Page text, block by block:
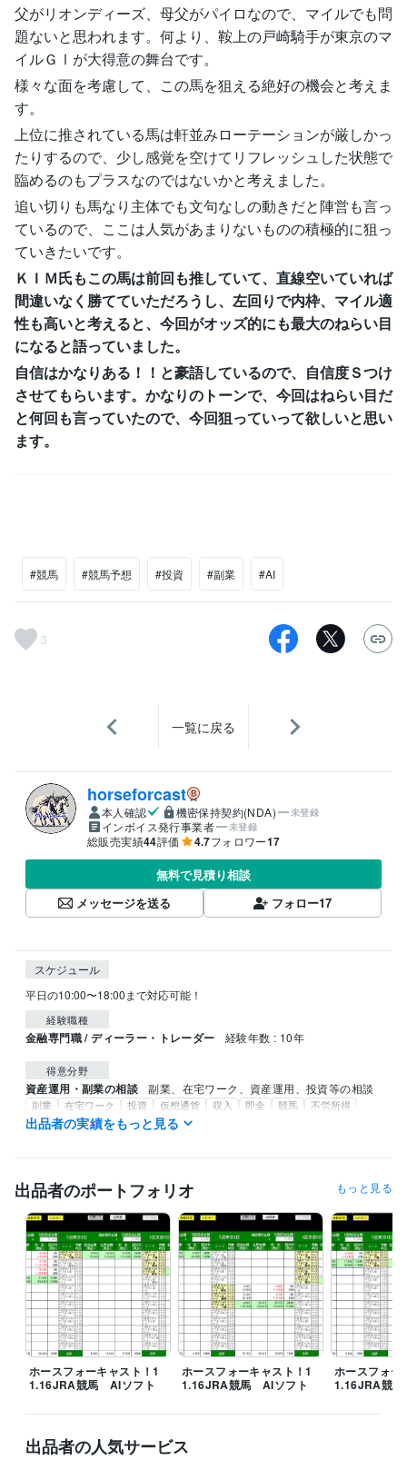
父がリオンディーズ、母父がパイロなので、マイルでも問
題ないと思われます。何より、鞍上の戸崎騎手が東京のマ
イルＧⅠが大得意の舞台です。
様々な面を考慮して、この馬を狙える絶好の機会と考えま
す。
上位に推されている馬は軒並みローテーションが厳しかっ
たりするので、少し感覚を空けてリフレッシュした状態で
臨めるのもプラスなのではないかと考えました。
追い切りも馬なり主体でも文句なしの動きだと陣営も言っ
ているので、ここは人気があまりないものの積極的に狙っ
ていきたいです。
ＫＩＭ氏もこの馬は前回も推していて、直線空いていれば
間違いなく勝てていただろうし、左回りで内枠、マイル適
性も高いと考えると、今回がオッズ的にも最大のねらい目
になると語っていました。
自信はかなりある！！と豪語しているので、自信度Ｓつけ
させてもらいます。かなりのトーンで、今回はねらい目だ
と何回も言っていたので、今回狙っていって欲しいと思い
ます。
#競馬 #競馬予想 #投資 #副業 #AI
3
一覧に戻る
horseforcast
本人確認 機密保持契約(NDA) 未登録
インボイス発行事業者 未登録
総販売実績44評価 4.7フォロワー17
無料で見積り相談
メッセージを送る
フォロー17
スケジュール
平日の10:00〜18:00まで対応可能！
経験職種
金融専門職 / ディーラー・トレーダー 経験年数 : 10年
得意分野
資産運用・副業の相談 副業、在宅ワーク、資産運用、投資等の相談
副業 在宅ワーク 投資 仮想通貨 収入 即金 競馬
不労所得
AIソフト
出品者の実績をもっと見る
出品者のポートフォリオ もっと見る
ホースフォーキャスト！1
1.16JRA競馬 AIソフト
ホースフォーキャスト！1
1.16JRA競馬 AIソフト
ホースフォー
1.16JRA競
出品者の人気サービス